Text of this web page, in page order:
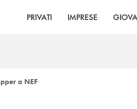
PRIVATI IMPRESE
a NEF